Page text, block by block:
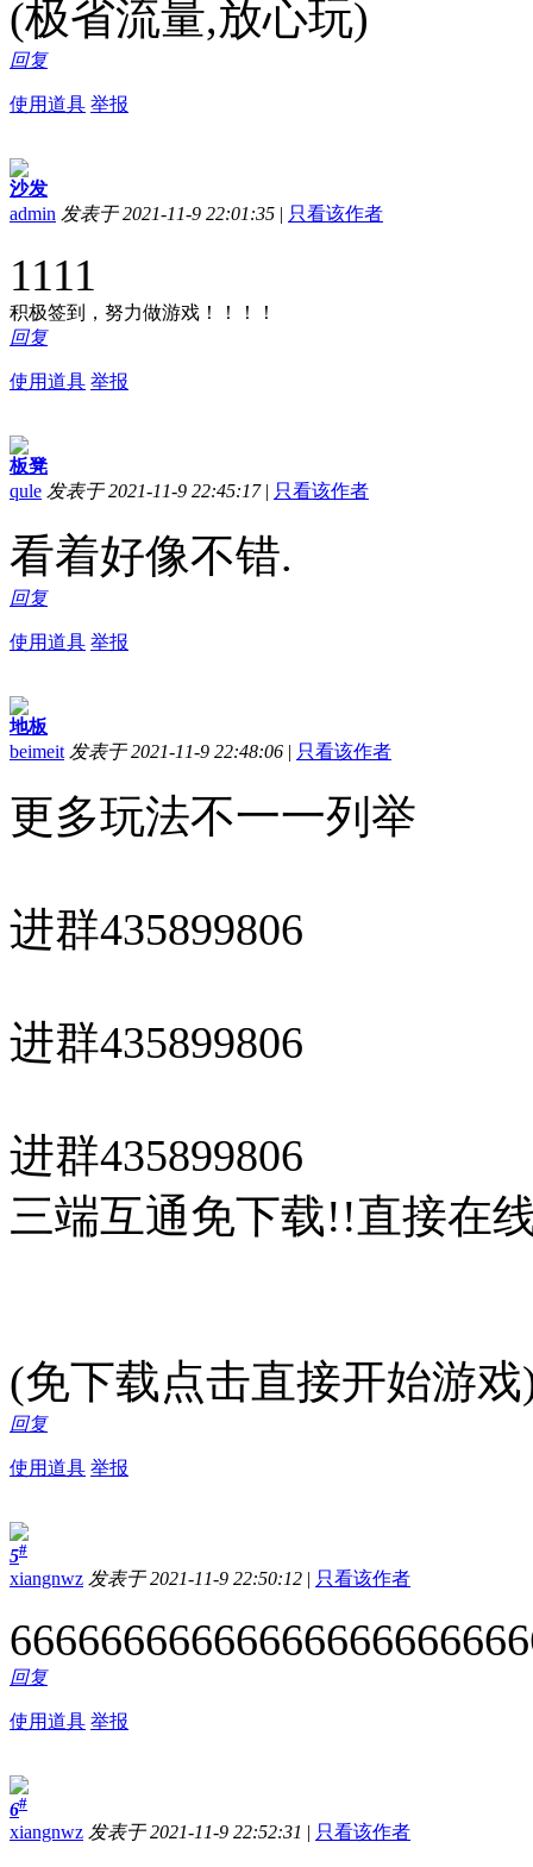
(极省流量,放心玩)
回复
使用道具 举报
沙发
admin 发表于 2021-11-9 22:01:35 | 只看该作者
1111
积极签到，努力做游戏！！！！
回复
使用道具 举报
板凳
qule 发表于 2021-11-9 22:45:17 | 只看该作者
看着好像不错.
回复
使用道具 举报
地板
beimeit 发表于 2021-11-9 22:48:06 | 只看该作者
更多玩法不一一列举
进群435899806
进群435899806
进群435899806
三端互通免下载!!直接在
(免下载点击直接开始游戏
回复
使用道具 举报
5#
xiangnwz 发表于 2021-11-9 22:50:12 | 只看该作者
回复
使用道具 举报
6#
xiangnwz 发表于 2021-11-9 22:52:31 | 只看该作者